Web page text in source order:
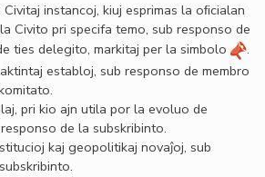
instancoj, kiuj esprimas la oﬁcialan
Civito pri specifa temo, sub responso de
ties delegito, markitaj per la simbolo
.
establoj, sub responso de membro
pri kio ajn utila por la evoluo de
de la subskribinto.
kaj geopolitikaj novaĵoj, sub